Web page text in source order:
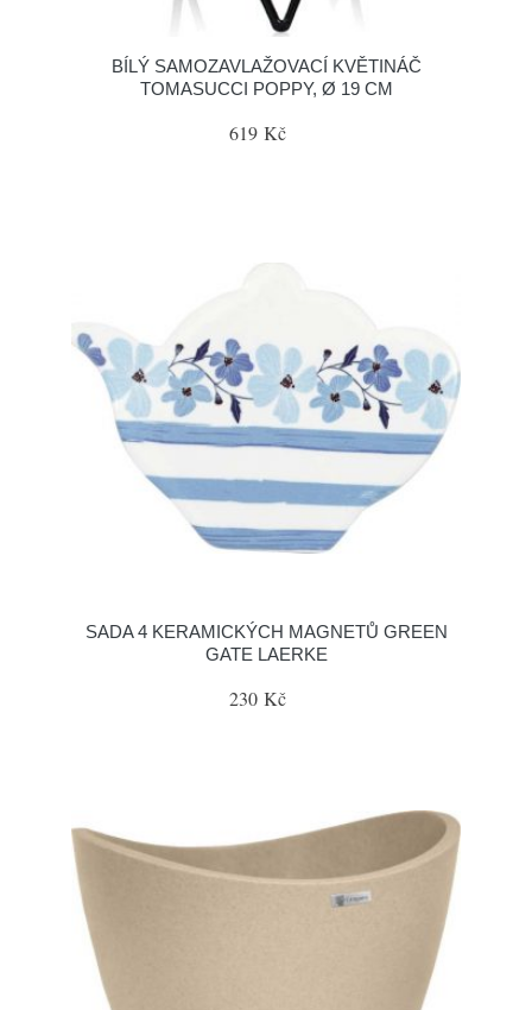
BÍLÝ SAMOZAVLAŽOVACÍ KVĚTINÁČ
TOMASUCCI POPPY, Ø 19 CM
619 Kč
SADA 4 KERAMICKÝCH MAGNETŮ GREEN
GATE LAERKE
230 Kč